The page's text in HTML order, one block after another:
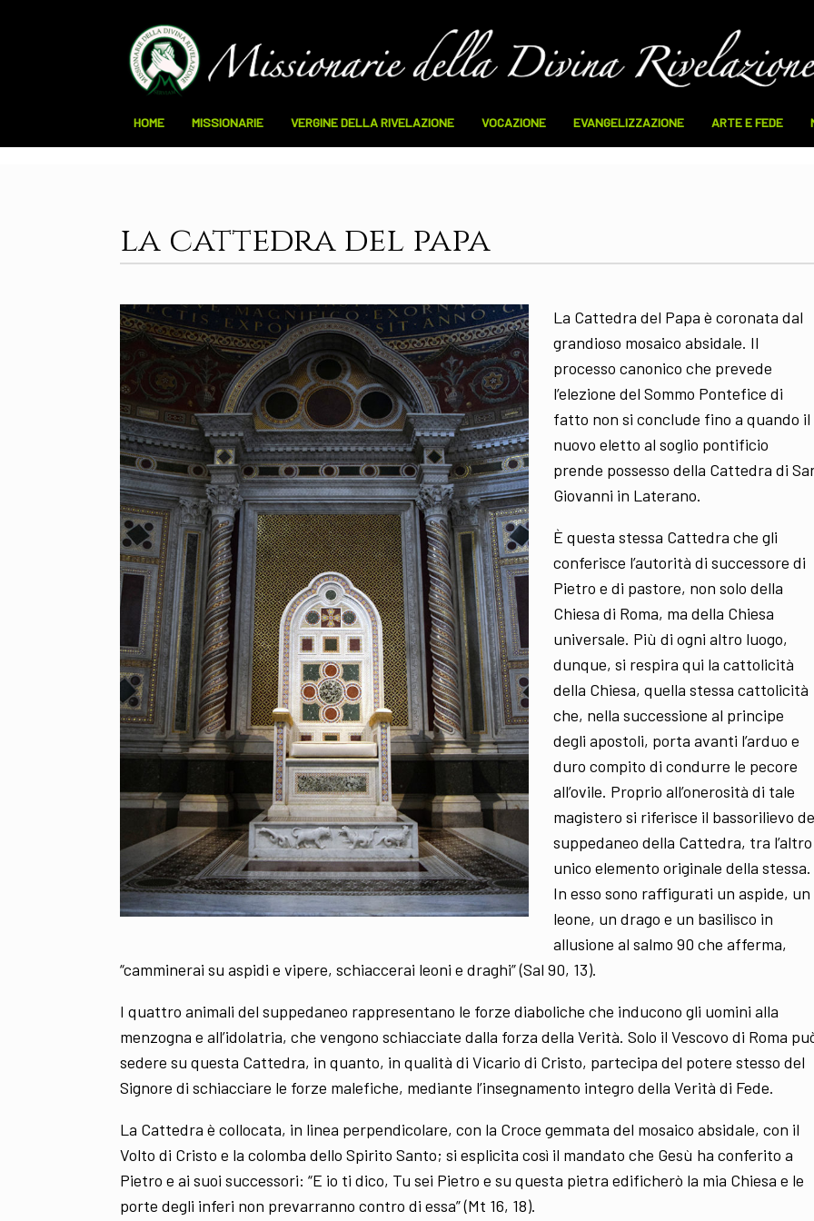
HOME MISSIONARIE VERGINE DELLA RIVELAZIONE VOCAZIONE EVANGELIZZAZIONE ARTE E FEDE
la cattedra del papa
La Cattedra del Papa è coronata dal
grandioso mosaico absidale. Il
processo canonico che prevede
l’elezione del Sommo Pontefice di
fatto non si conclude fino a quando il
nuovo eletto al soglio pontificio
prende possesso della Cattedra di
Giovanni in Laterano.
È questa stessa Cattedra che gli
conferisce l’autorità di successore di
Pietro e di pastore, non solo della
Chiesa di Roma, ma della Chiesa
universale. Più di ogni altro luogo,
dunque, si respira qui la cattolicità
della Chiesa, quella stessa cattolicità
che, nella successione al principe
degli apostoli, porta avanti l’arduo e
duro compito di condurre le pecore
all’ovile. Proprio all’onerosità di tale
magistero si riferisce il bassorilievo
suppedaneo della Cattedra, tra l’altro
unico elemento originale della stessa.
In esso sono raffigurati un aspide, un
leone, un drago e un basilisco in
allusione al salmo 90 che afferma,
“camminerai su aspidi e vipere, schiaccerai leoni e draghi” (Sal 90, 13).
I quattro animali del suppedaneo rappresentano le forze diaboliche che inducono gli uomini alla
menzogna e all’idolatria, che vengono schiacciate dalla forza della Verità. Solo il Vescovo di Roma
sedere su questa Cattedra, in quanto, in qualità di Vicario di Cristo, partecipa del potere stesso del
Signore di schiacciare le forze malefiche, mediante l’insegnamento integro della Verità di Fede.
La Cattedra è collocata, in linea perpendicolare, con la Croce gemmata del mosaico absidale, con il
Volto di Cristo e la colomba dello Spirito Santo; si esplicita così il mandato che Gesù ha conferito a
Pietro e ai suoi successori: “E io ti dico, Tu sei Pietro e su questa pietra edificherò la mia Chiesa e le
porte degli inferi non prevarranno contro di essa” (Mt 16, 18).